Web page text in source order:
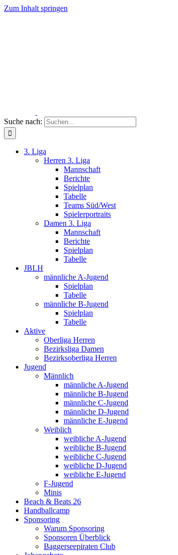
Zum Inhalt springen
Suche nach:
3. Liga
Herren 3. Liga
Mannschaft
Berichte
Spielplan
Tabelle
Teams Süd/West
Spielerportraits
Damen 3. Liga
Mannschaft
Berichte
Spielplan
Tabelle
JBLH
männliche A-Jugend
Spielplan
Tabelle
männliche B-Jugend
Spielplan
Tabelle
Aktive
Oberliga Herren
Bezirksliga Damen
Bezirksoberliga Herren
Jugend
Männlich
männliche A-Jugend
männliche B-Jugend
männliche C-Jugend
männliche D-Jugend
männliche E-Jugend
Weiblich
weibliche A-Jugend
weibliche B-Jugend
weibliche C-Jugend
weibliche D-Jugend
weibliche E-Jugend
F-Jugend
Minis
Beach & Beats 26
Handballcamp
Sponsoring
Warum Sponsoring
Sponsoren Überblick
Baggerseepiraten Club